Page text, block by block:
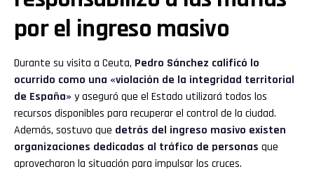
por el ingreso masivo
Durante su visita a Ceuta, Pedro Sánchez calificó lo
ocurrido como una «violación de la integridad territorial
de España» y aseguró que el Estado utilizará todos los
recursos disponibles para recuperar el control de la ciudad.
Además, sostuvo que detrás del ingreso masivo existen
organizaciones dedicadas al tráfico de personas que
aprovecharon la situación para impulsar los cruces.